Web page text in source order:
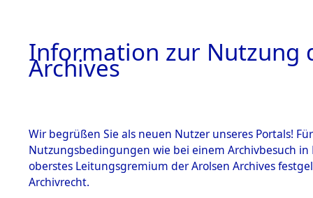
Information zur Nutzung
Archives
Wir begrüßen Sie als neuen Nutzer unseres Portals!
Nutzungsbedingungen wie bei einem Archivbesuch
oberstes Leitungsgremium der Arolsen Archives
Archivrecht.